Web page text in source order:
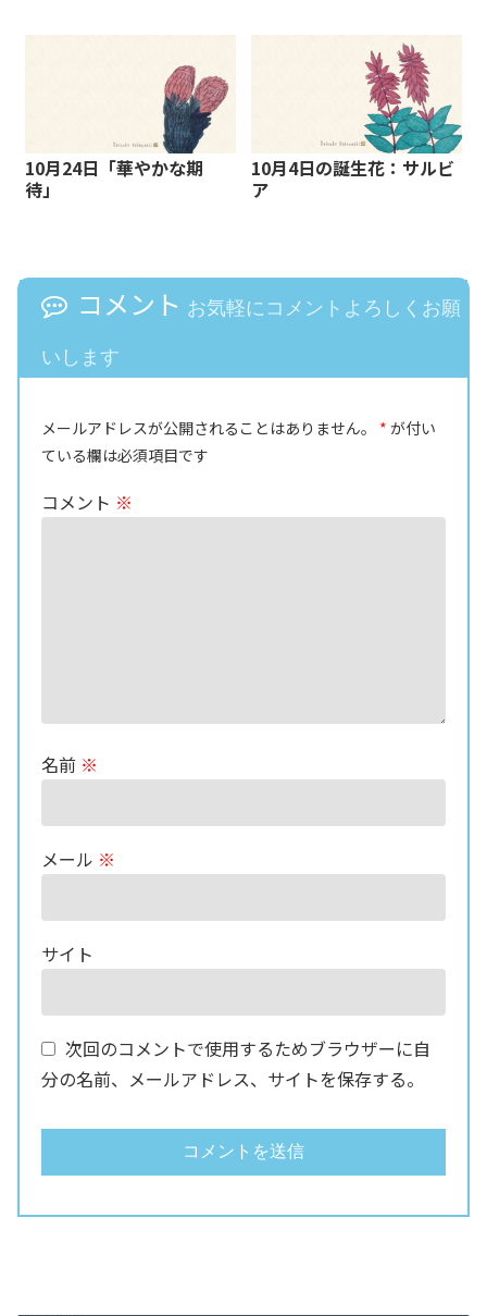
10月24日「華やかな期
待」
10月4日の誕生花：サルビ
ア
コメント お気軽にコメントよろしくお願
いします
メールアドレスが公開されることはありません。 * が付い
ている欄は必須項目です
コメント ※
名前 ※
メール ※
サイト
次回のコメントで使用するためブラウザーに自
分の名前、メールアドレス、サイトを保存する。